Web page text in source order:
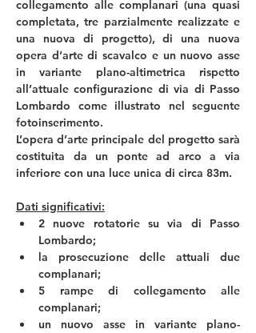
collegamento alle complanari (una quasi
completata, tre parzialmente realizzate e
una nuova di progetto), di una nuova
opera d’arte di scavalco e un nuovo asse
in variante plano-altimetrica rispetto
all’attuale configurazione di via di Passo
Lombardo come illustrato nel seguente
fotoinserimento.
L’opera d’arte principale del progetto sarà
costituita da un ponte ad arco a via
inferiore con una luce unica di circa 83m.
Dati significativi:
2 nuove rotatorie su via di Passo
Lombardo;
la prosecuzione delle attuali due
complanari;
5 rampe di collegamento alle
complanari;
un nuovo asse in variante plano-